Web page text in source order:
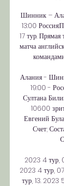
Шинник –
13:00
17 тур.
матча
Алания -
19:00 -
Султана
10600
Евгений
Счет;
2023 4 тур,
2023 4 тур,
тур, 13. 2023